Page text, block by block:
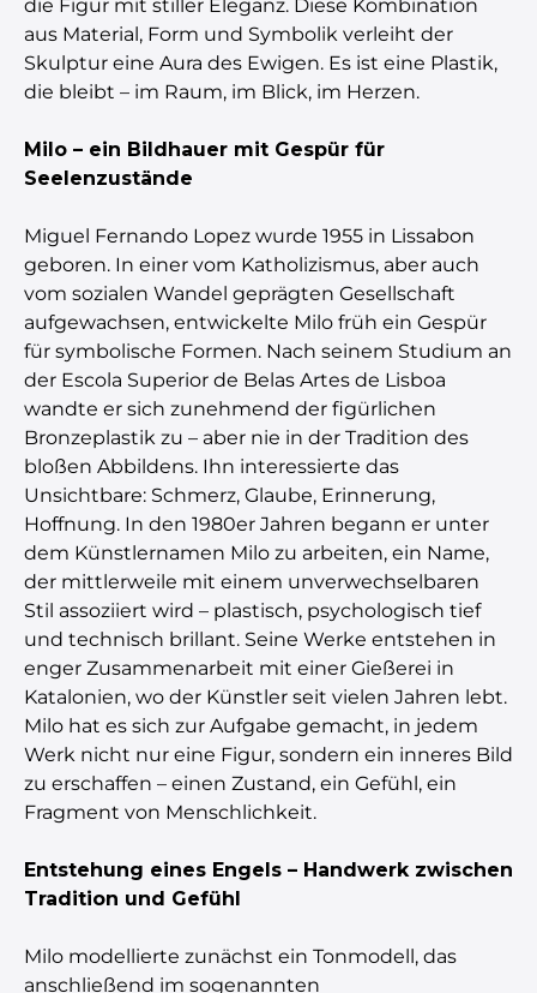
die Figur mit stiller Eleganz. Diese Kombination
aus Material, Form und Symbolik verleiht der
Skulptur eine Aura des Ewigen. Es ist eine Plastik,
die bleibt – im Raum, im Blick, im Herzen.
Milo – ein Bildhauer mit Gespür für
Seelenzustände
Miguel Fernando Lopez wurde 1955 in Lissabon
geboren. In einer vom Katholizismus, aber auch
vom sozialen Wandel geprägten Gesellschaft
aufgewachsen, entwickelte Milo früh ein Gespür
für symbolische Formen. Nach seinem Studium an
der Escola Superior de Belas Artes de Lisboa
wandte er sich zunehmend der figürlichen
Bronzeplastik zu – aber nie in der Tradition des
bloßen Abbildens. Ihn interessierte das
Unsichtbare: Schmerz, Glaube, Erinnerung,
Hoffnung. In den 1980er Jahren begann er unter
dem Künstlernamen Milo zu arbeiten, ein Name,
der mittlerweile mit einem unverwechselbaren
Stil assoziiert wird – plastisch, psychologisch tief
und technisch brillant. Seine Werke entstehen in
enger Zusammenarbeit mit einer Gießerei in
Katalonien, wo der Künstler seit vielen Jahren lebt.
Milo hat es sich zur Aufgabe gemacht, in jedem
Werk nicht nur eine Figur, sondern ein inneres Bild
zu erschaffen – einen Zustand, ein Gefühl, ein
Fragment von Menschlichkeit.
Entstehung eines Engels – Handwerk zwischen
Tradition und Gefühl
Milo modellierte zunächst ein Tonmodell, das
anschließend im sogenannten